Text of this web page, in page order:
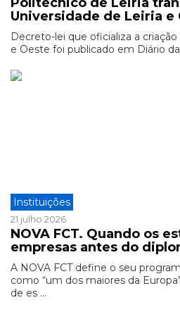
Universidade de Leiria e
Decreto-lei que oficializa a
e Oeste foi publicado em Diário da
Instituições
21 julho 2026
NOVA FCT. Quando os
empresas antes do
A NOVA FCT define o seu
como “um dos maiores da
de es ...